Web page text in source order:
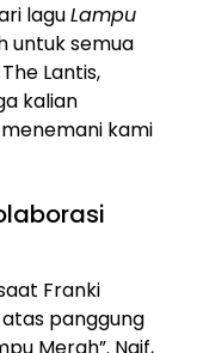
laguLampu
untuk semua
Lantis,
kalian
kami
Franki
panggung